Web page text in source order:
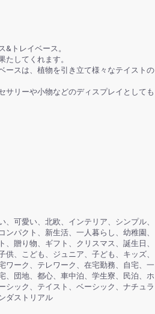
&トレイベース。
たしてくれます。
ースは、植物を引き立て様々なテイストの
サリーや小物などのディスプレイとしても
可愛い、北欧、インテリア、シンプル、
ンパクト、新生活、一人暮らし、幼稚園、
贈り物、ギフト、クリスマス、誕生日、
、こども、ジュニア、子ども、キッズ、
ワーク、テレワーク、在宅勤務、自宅、一
、団地、都心、車中泊、学生寮、民泊、ホ
シック、テイスト、ベーシック、ナチュラ
ダストリアル